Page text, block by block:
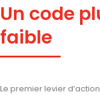
Un code
faible
Le premier levier